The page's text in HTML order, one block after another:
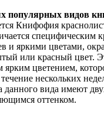
популярных видов
Книфофия
специфическим
и яркими цветами,
или красный цвет.
ярким цветением,
нескольких
данного вида имеют
оттенком.